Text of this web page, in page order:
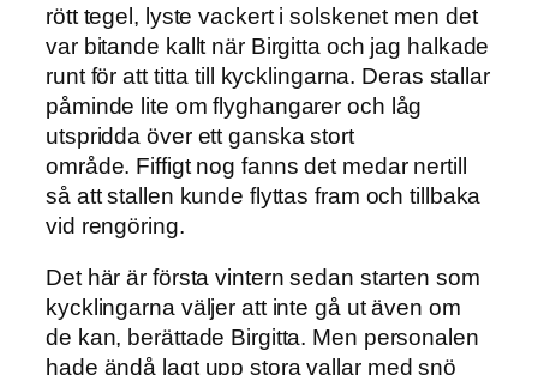
rött tegel, lyste vackert i solskenet men det
var bitande kallt när Birgitta och jag halkade
runt för att titta till kycklingarna. Deras stallar
påminde lite om flyghangarer och låg
utspridda över ett ganska stort
område. Fiffigt nog fanns det medar nertill
så att stallen kunde flyttas fram och tillbaka
vid rengöring.
Det här är första vintern sedan starten som
kycklingarna väljer att inte gå ut även om
de kan, berättade Birgitta. Men personalen
hade ändå lagt upp stora vallar med snö